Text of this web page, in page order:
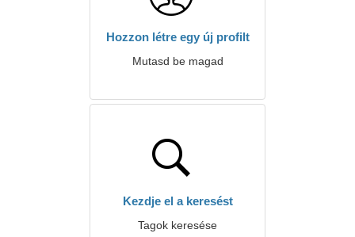
Hozzon létre egy új profilt
Mutasd be magad
Kezdje el a keresést
Tagok keresése